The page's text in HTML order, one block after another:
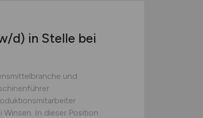
d) in Stelle bei
und
In dieser Position